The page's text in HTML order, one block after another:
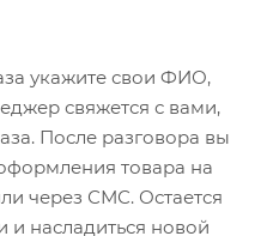
укажите свои ФИО,
свяжется с вами,
После разговора вы
товара на
через СМС. Остается
и насладиться новой